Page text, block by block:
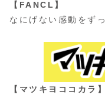
【FANCL】
なにげない感動をず
【マツキヨココカラ】